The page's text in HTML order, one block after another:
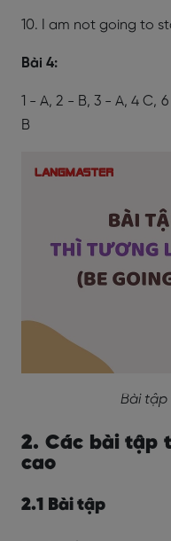
10. I am not going to
Bài 4:
1 - A, 2 - B, 3 - A, 4 C,
B
Bài tập
2. Các bài tập
cao
2.1 Bài tập